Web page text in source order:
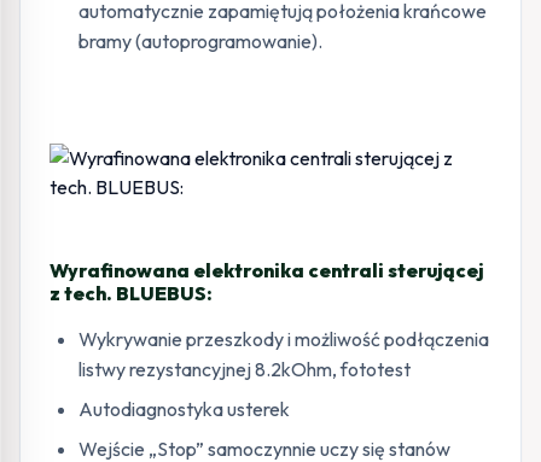
automatycznie zapamiętują położenia krańcowe
bramy (autoprogramowanie).
Wyrafinowana elektronika centrali sterującej
z tech. BLUEBUS:
Wykrywanie przeszkody i możliwość podłączenia
listwy rezystancyjnej 8.2kOhm, fototest
Autodiagnostyka usterek
Wejście „Stop” samoczynnie uczy się stanów